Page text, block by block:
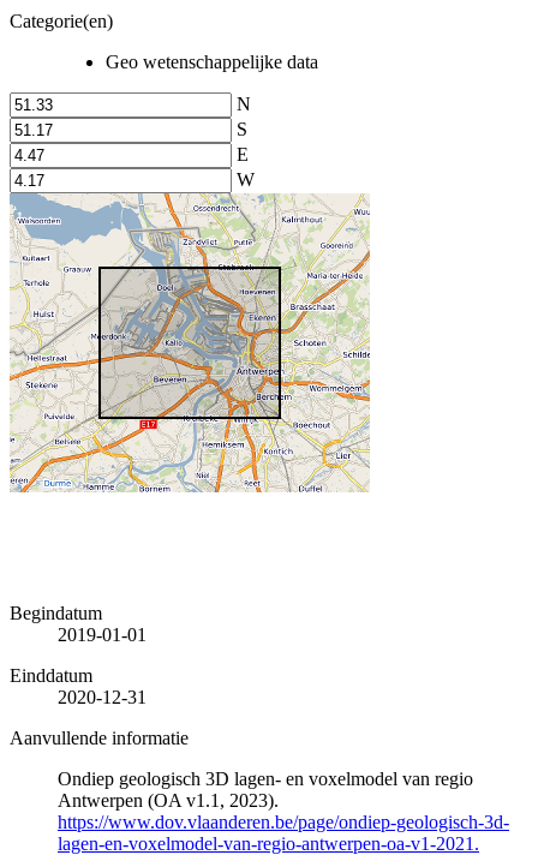
Categorie(en)
Geo wetenschappelijke data
N
S
E
W
Begindatum
2019-01-01
Einddatum
2020-12-31
Aanvullende informatie
Ondiep geologisch 3D lagen- en voxelmodel van regio
Antwerpen (OA v1.1, 2023).
https://www.dov.vlaanderen.be/page/ondiep-geologisch-3d-
lagen-en-voxelmodel-van-regio-antwerpen-oa-v1-2021.